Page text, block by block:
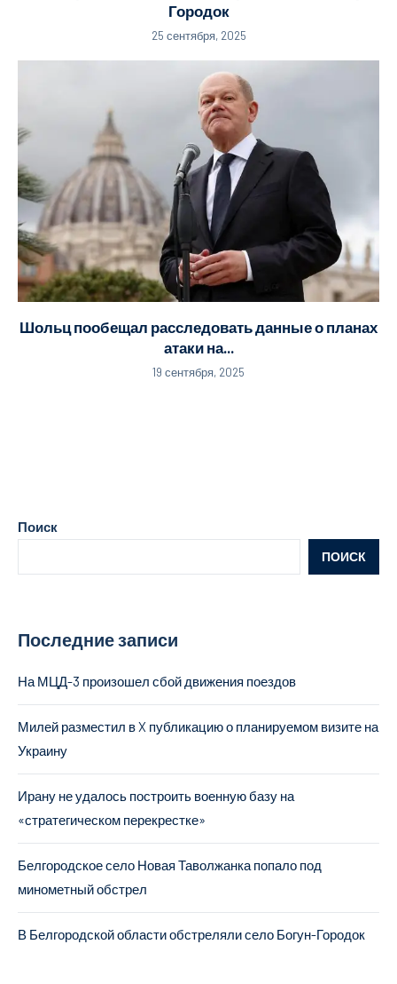
Городок
25 сентября, 2025
Шольц пообещал расследовать данные о планах
атаки на...
19 сентября, 2025
Поиск
ПОИСК
Последние записи
На МЦД-3 произошел сбой движения поездов
Милей разместил в X публикацию о планируемом визите на
Украину
Ирану не удалось построить военную базу на
«стратегическом перекрестке»
Белгородское село Новая Таволжанка попало под
минометный обстрел
В Белгородской области обстреляли село Богун-Городок